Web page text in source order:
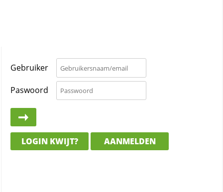
Gebruiker
Paswoord
LOGIN KWIJT? AANMELDEN